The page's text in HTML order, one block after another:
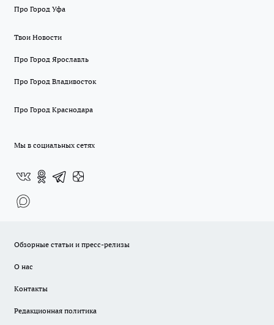
Про Город Уфа
Твои Новости
Про Город Ярославль
Про Город Владивосток
Про Город Краснодара
Мы в социальных сетях
Обзорные статьи и пресс-релизы
О нас
Контакты
Редакционная политика